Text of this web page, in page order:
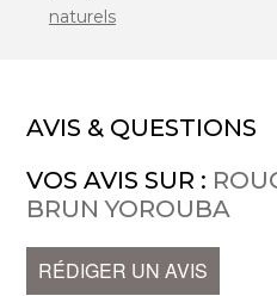
naturels
AVIS & QUESTIONS
VOS AVIS SUR :
BRUN YOROUBA
RÉDIGER UN AVIS